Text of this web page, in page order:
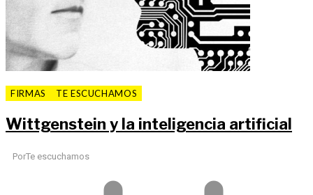
FIRMAS TE ESCUCHAMOS
Wittgenstein y la inteligencia artificial
PorTe escuchamos